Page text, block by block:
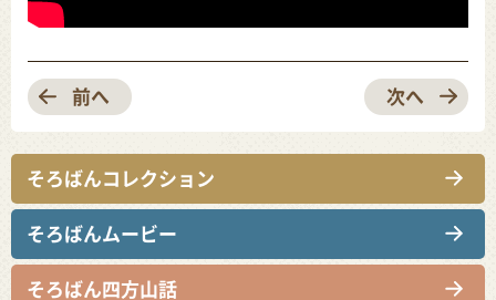
前へ 次へ
そろばんコレクション
そろばんムービー
そろばん四方山話